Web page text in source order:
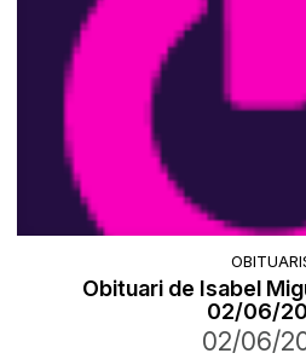
Obituari de Isabel
02/06/
02/06/